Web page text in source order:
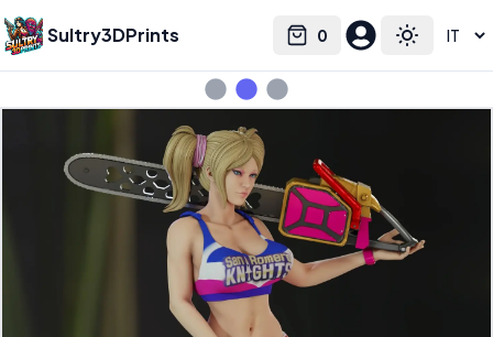
Sultry3DPrints 0
Cart Toggle
Select language